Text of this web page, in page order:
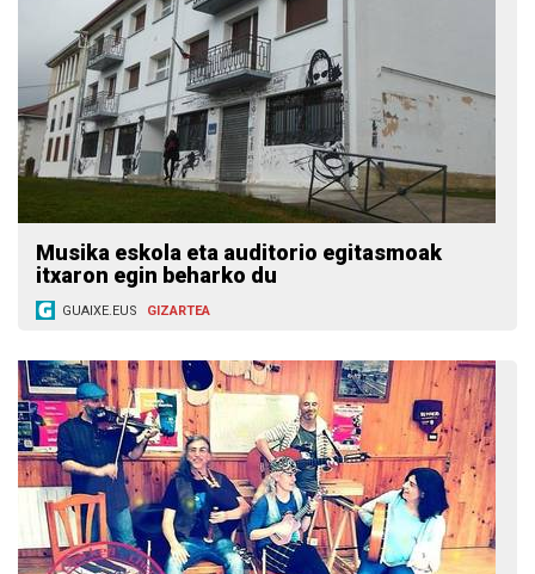
Musika eskola eta auditorio egitasmoak
itxaron egin beharko du
GUAIXE.EUS GIZARTEA